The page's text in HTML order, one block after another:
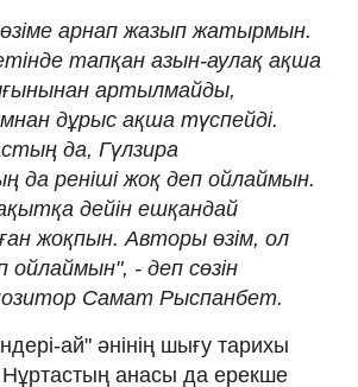
өзіме арнап жазып жатырмын.
тапқан азын-аулақ ақша
артылмайды,
дұрыс ақша түспейді.
да, Гүлзира
да реніші жоқ деп ойлаймын.
дейін ешқандай
жоқпын. Авторы өзім, ол
ойлаймын", - деп сөзін
Самат Рыспанбет.
ай" әнінің шығу тарихы
анасы да ерекше